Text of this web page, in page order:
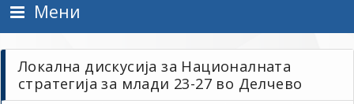
Мени
Локална дискусија за Националната
стратегија за млади 23-27 во Делчево